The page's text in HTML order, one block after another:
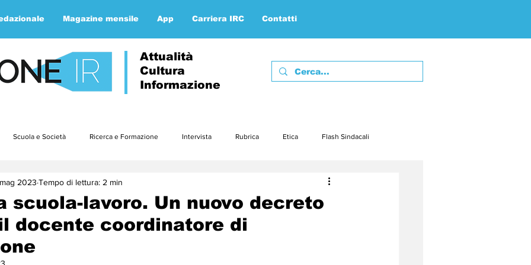
Magazine mensile App Carriera IRC Contatti
Attualità
Cultura
Informazione
Scuola e Società Ricerca e Formazione Intervista Rubrica Etica Flash Sindacali
Parola ai lettori
luglio23 agosto23 settembre23 ottobre23
scuola-lavoro. Un nuovo decreto
docente coordinatore di
2023 Tempo di lettura: 2 min